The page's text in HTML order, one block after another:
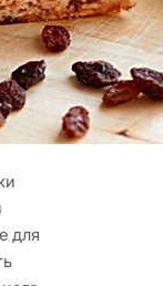
для